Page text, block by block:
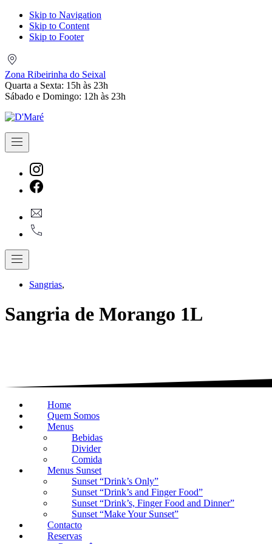
Skip to Navigation
Skip to Content
Skip to Footer
do
Seixal
Zona Ribeirinha do Seixal
Quarta a Sexta: 15h às 23h
Sábado e Domingo: 12h às 23h
Navigation
New
Window
Window
Navigation
Sangrias,
Sangria de Morango 1L
Home
Quem Somos
Menus
Bebidas
Divider
Comida
Menus Sunset
Sunset “Drink’s Only”
Sunset “Drink’s and Finger Food”
Sunset “Drink’s, Finger Food and Dinner”
Sunset “Make Your Sunset”
Contacto
Reservas